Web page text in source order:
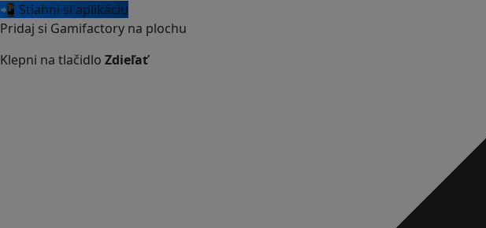
📲 Stiahni si aplikáciu
Pridaj si Gamifactory na plochu
Klepni na tlačidlo Zdieľať